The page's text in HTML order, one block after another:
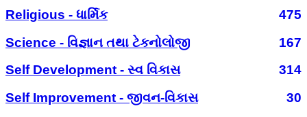
Religious - ધાર્મિક
475
Science - વિજ્ઞાન તથા ટેકનોલોજી
167
Self Development - સ્વ વિકાસ
314
Self Improvement - જીવન-વિકાસ
30